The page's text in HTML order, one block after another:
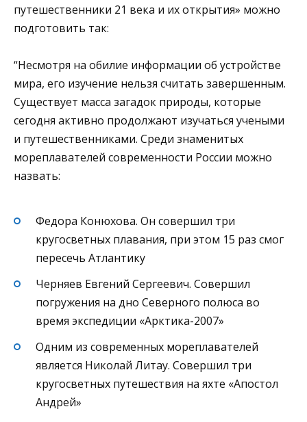
путешественники 21 века и их открытия» можно
подготовить так:
“Несмотря на обилие информации об устройстве
мира, его изучение нельзя считать завершенным.
Существует масса загадок природы, которые
сегодня активно продолжают изучаться учеными
и путешественниками. Среди знаменитых
мореплавателей современности России можно
назвать:
Федора Конюхова. Он совершил три
кругосветных плавания, при этом 15 раз смог
пересечь Атлантику
Черняев Евгений Сергеевич. Совершил
погружения на дно Северного полюса во
время экспедиции «Арктика-2007»
Одним из современных мореплавателей
является Николай Литау. Совершил три
кругосветных путешествия на яхте «Апостол
Андрей»